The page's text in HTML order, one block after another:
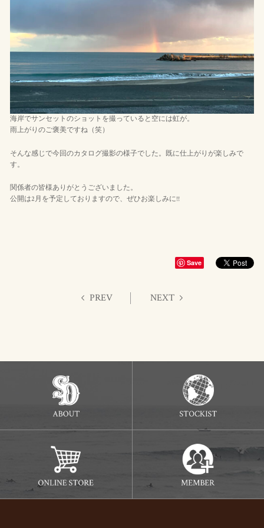
海岸でサンセットのショットを撮っていると空には虹が。
雨上がりのご褒美ですね（笑）
そんな感じで今回のカタログ撮影の様子でした。既に仕上がりが楽しみで
す。
関係者の皆様ありがとうございました。
公開は2月を予定しておりますので、ぜひお楽しみに!!
Save
PREV NEXT